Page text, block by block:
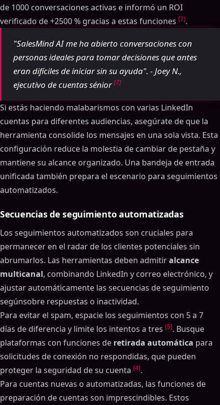
de 1000 conversaciones activas e informó un ROI
verificado de +2500 % gracias a estas funciones [7].
"SalesMind AI me ha abierto conversaciones con
personas ideales para tomar decisiones que antes
eran difíciles de iniciar sin su ayuda". - Joey N.,
ejecutivo de cuentas sénior[7]
Si estás haciendo malabarismos con varias LinkedIn
cuentas para diferentes audiencias, asegúrate de que la
herramienta consolide los mensajes en una sola vista. Esta
configuración reduce la molestia de cambiar de pestaña y
mantiene su alcance organizado. Una bandeja de entrada
unificada también prepara el escenario para seguimientos
automatizados.
Secuencias de seguimiento automatizadas
Los seguimientos automatizados son cruciales para
permanecer en el radar de los clientes potenciales sin
abrumarlos. Las herramientas deben admitiralcance
multicanal, combinando LinkedIn y correo electrónico, y
ajustar automáticamente las secuencias de seguimiento
segúnsobre respuestas o inactividad.
Para evitar el spam, espacie los seguimientos con 5 a 7
días de diferencia y limite los intentos a tres [5]. Busque
plataformas con funciones de retirada automática para
solicitudes de conexión no respondidas, que pueden
proteger la seguridad de su cuenta [4].
Para cuentas nuevas o automatizadas, las funciones de
preparación de cuentas son imprescindibles. Estos